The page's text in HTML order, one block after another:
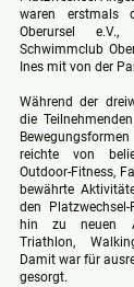
waren erstmals
Oberursel
Schwimmclub
Ines mit von der
Während der
die
reichte von
Outdoor-Fitness,
bewährte
den
hin zu neuen
Triathlon,
Damit war für
gesorgt.